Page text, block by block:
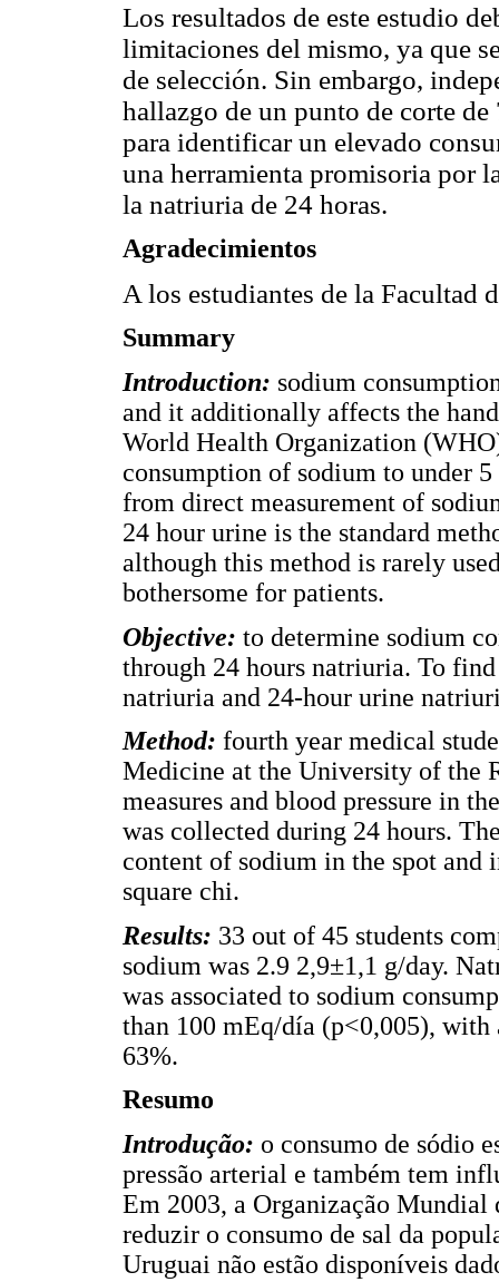
Los resultados de este estudio
limitaciones del mismo, ya que
de selección. Sin embargo,
hallazgo de un punto de corte
para identificar un elevado
una herramienta promisoria por
la natriuria de 24 horas.
Agradecimientos
A los estudiantes de la Facultad
Summary
Introduction: sodium
and it additionally affects the
World Health Organization
consumption of sodium to under
from direct measurement of
24 hour urine is the standard
although this method is rarely
bothersome for patients.
Objective: to determine sodium
through 24 hours natriuria. To
natriuria and 24-hour urine
Method: fourth year medical
Medicine at the University of the
measures and blood pressure in
was collected during 24 hours.
content of sodium in the spot and
square chi.
Results: 33 out of 45 students
sodium was 2.9 2,9±1,1 g/day.
was associated to sodium
than 100 mEq/día (p<0,005),
63%.
Resumo
Introdução: o consumo de sódio
pressão arterial e também tem
Em 2003, a Organização Mundial
reduzir o consumo de sal da
Uruguai não estão disponíveis